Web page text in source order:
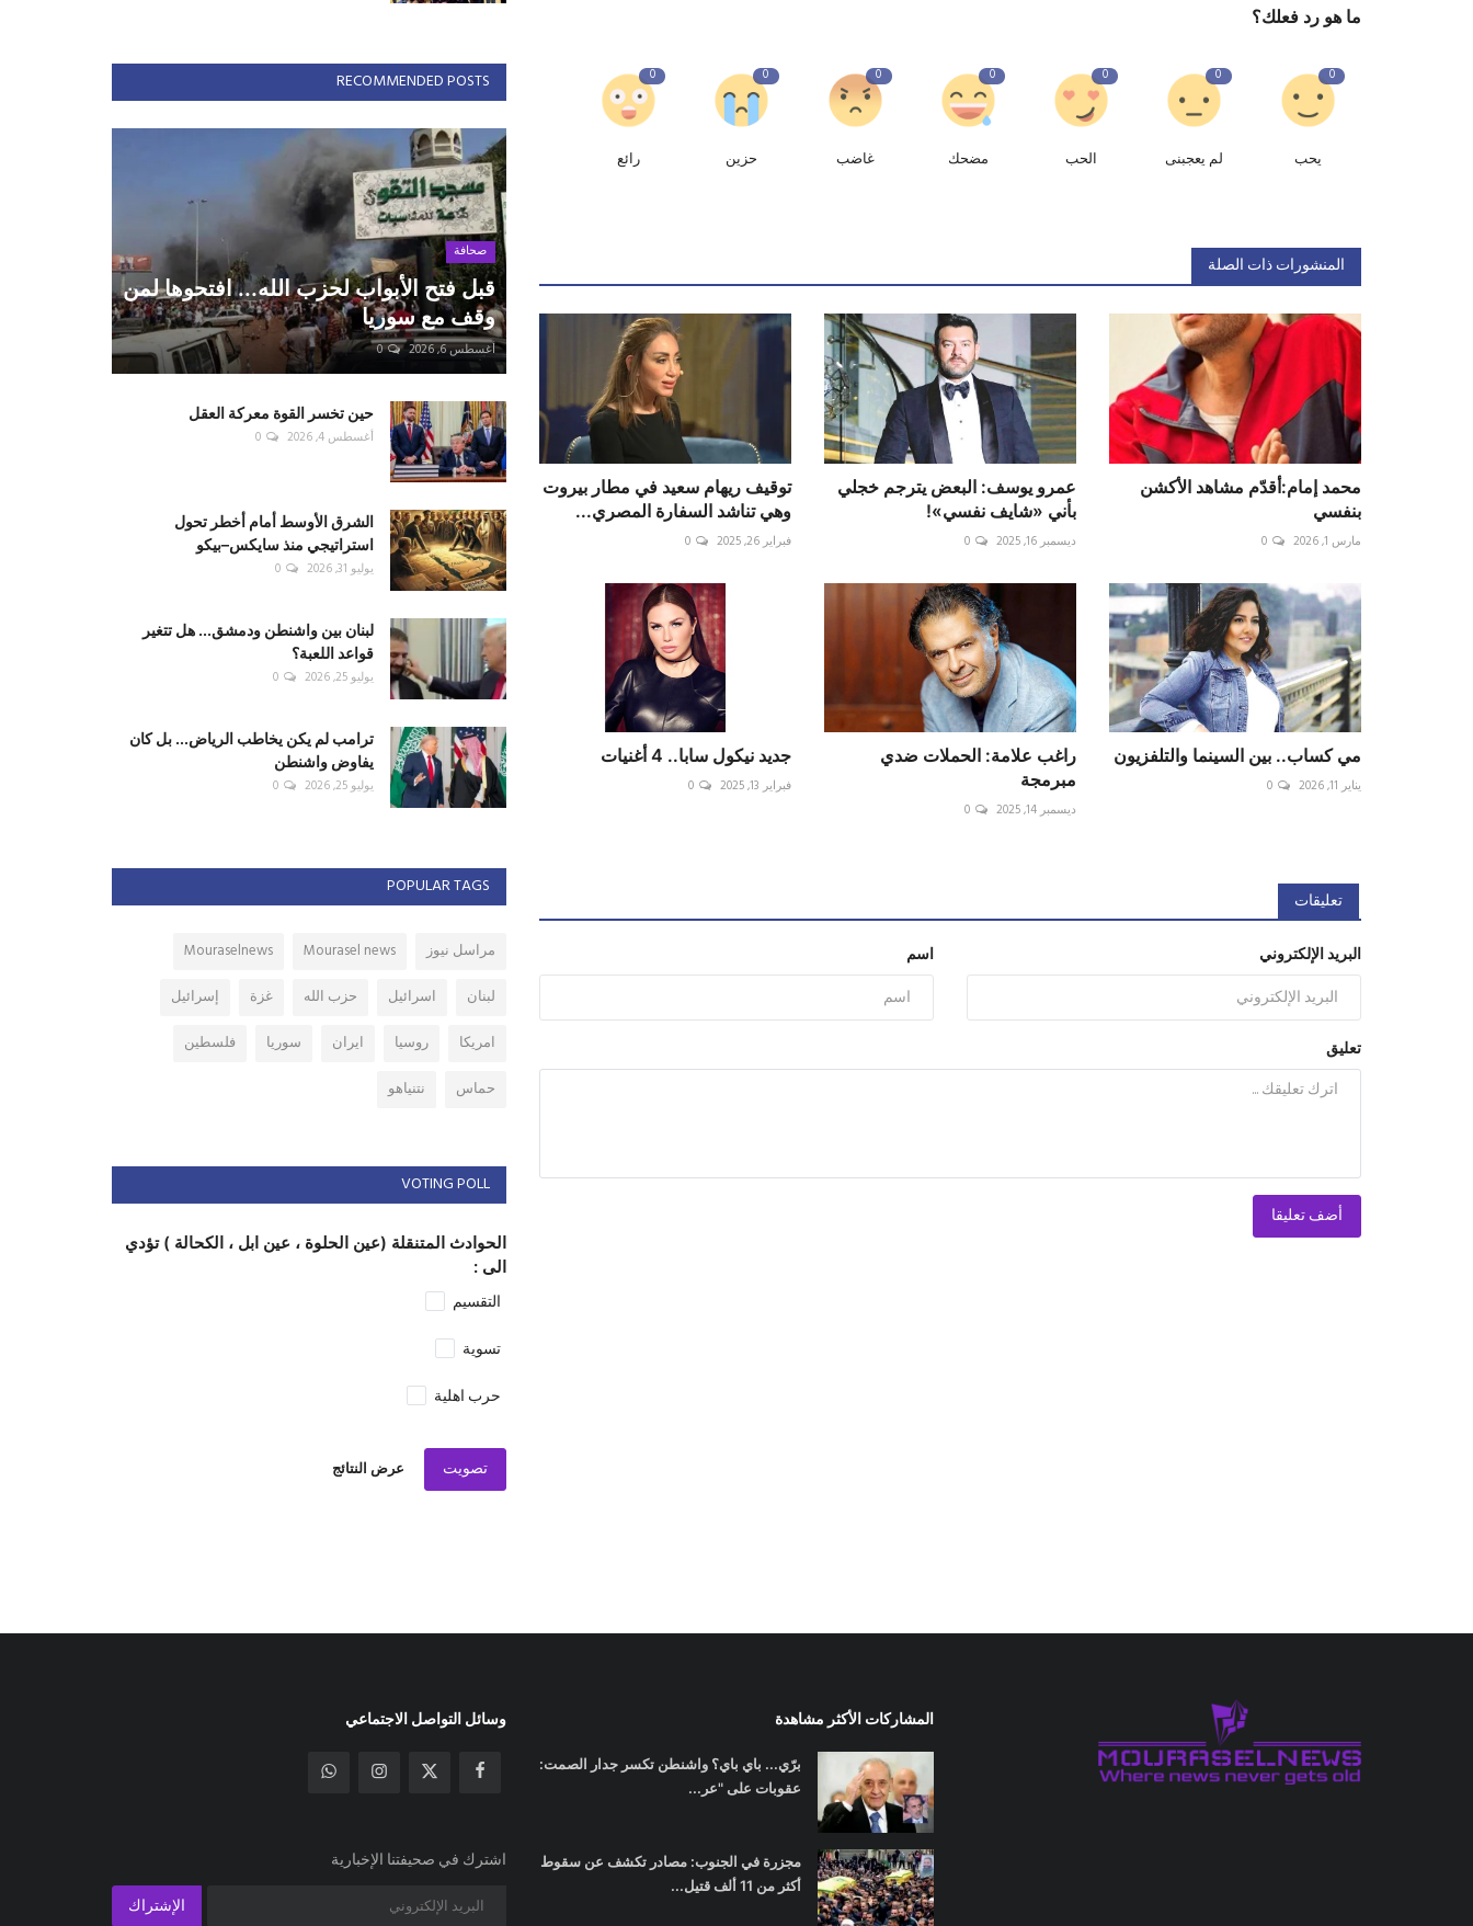
ما هو رد فعلك؟
0
يحب
0
لم يعجبنى
0
الحب
0
مضحك
0
غاضب
0
حزين
0
رائع
المنشورات ذات الصلة
محمد إمام:أقدّم مشاهد الأكشن
بنفسي
مارس 1, 2026 0
عمرو يوسف: البعض يترجم خجلي
بأني «شايف نفسي»!
ديسمبر 16, 2025 0
توقيف ريهام سعيد في مطار بيروت
وهي تناشد السفارة المصري...
فبراير 26, 2025 0
مي كساب.. بين السينما والتلفزيون
يناير 11, 2026 0
راغب علامة: الحملات ضدي
مبرمجة
ديسمبر 14, 2025 0
جديد نيكول سابا.. 4 أغنيات
فبراير 13, 2025 0
تعليقات
اسم البريد الإلكتروني
تعليق
أضف تعليقا
RECOMMENDED POSTS
صحافة
قبل فتح الأبواب لحزب الله... افتحوها لمن
وقف مع سوريا
أغسطس 6, 2026 0
حين تخسر القوة معركة العقل
أغسطس 4, 2026 0
الشرق الأوسط أمام أخطر تحول
استراتيجي منذ سايكس–بيكو
يوليو 31, 2026 0
لبنان بين واشنطن ودمشق... هل تتغير
قواعد اللعبة؟
يوليو 25, 2026 0
ترامب لم يكن يخاطب الرياض... بل كان
يفاوض واشنطن
يوليو 25, 2026 0
POPULAR TAGS
مراسل نيوز Mourasel news
Mouraselnews
لبنان
اسرائيل حزب الله غزة
إسرائيل
امريكا
روسيا ايران سوريا
فلسطين
حماس
نتنياهو
VOTING POLL
الحوادث المتنقلة (عين الحلوة ، عين ابل ، الكحالة ) تؤدي
الى :
التقسيم
تسوية
حرب اهلية
تصويت عرض النتائج
المشاركات الأكثر مشاهدة
برّي... باي باي؟ واشنطن تكسر جدار الصمت:
عقوبات على "عر...
مجزرة في الجنوب: مصادر تكشف عن سقوط
أكثر من 11 ألف قتيل...
وسائل التواصل الاجتماعي
اشترك في صحيفتنا الإخبارية
الإشتراك